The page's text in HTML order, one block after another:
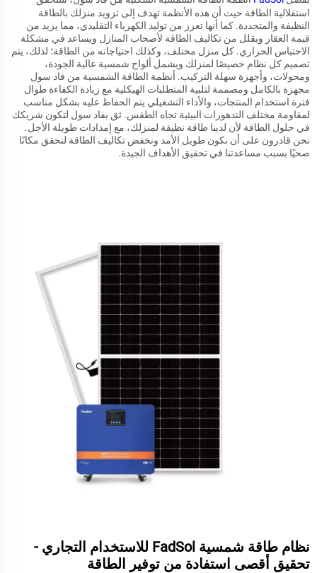
استقلالية الطاقة حيث أن هذه الأنظمة تهدف إلى تزويد منزلك بالطاقة
النظيفة والمتجددة. كما أنها تعزز من توليد الكهرباء التقليدي، مما يزيد من
قيمة العقار ويقلل من تكاليف الطاقة لأصحاب المنازل ويساعد في مشكلة
الاحتباس الحراري. كل منزل مختلف، وكذلك احتياجاته من الطاقة؛ لذلك، يتم
تصميم كل نظام خصيصًا لمنزلك ويشمل ألواح شمسية عالية الجودة،
ومحولات، وأجهزة سهلة التركيب. أنظمة الطاقة الشمسية من فاد سول
مجهزة بالكامل ومصممة لتلبية المتطلبات الهيكلية مع زيادة الكفاءة طوال
فترة استخدام المنتجات، والأداء التشغيلي يتم الحفاظ عليه بشكل مناسب
لمقاومة مختلف التدهورات البيئية تجاه الطقس. ثق بفاد سول لتكون شريكك
في حلول الطاقة لأن لدينا طاقة نظيفة لمنزلك، مع إمدادات طويلة الأجل.
نحن قادرون على أن نكون طويل الأمد ونخفض تكاليف الطاقة لنحقق مكانًا
صحيًا بسبب مساعدتنا في تحقيق الأهداف الجيدة.
نظام طاقة شمسية FadSol للاستخدام التجاري -
تحقيق أقصى استفادة من توفير الطاقة